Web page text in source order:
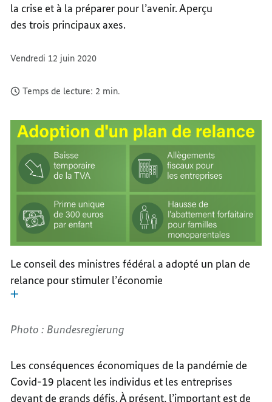
la crise et à la préparer pour l’avenir. Aperçu
des trois principaux axes.
Vendredi 12 juin 2020
Temps de lecture: 2 min.
Le conseil des ministres fédéral a adopté un plan de
relance pour stimuler l’économie
Photo : Bundesregierung
Les conséquences économiques de la pandémie de
Covid-19 placent les individus et les entreprises
devant de grands défis. À présent, l’important est de